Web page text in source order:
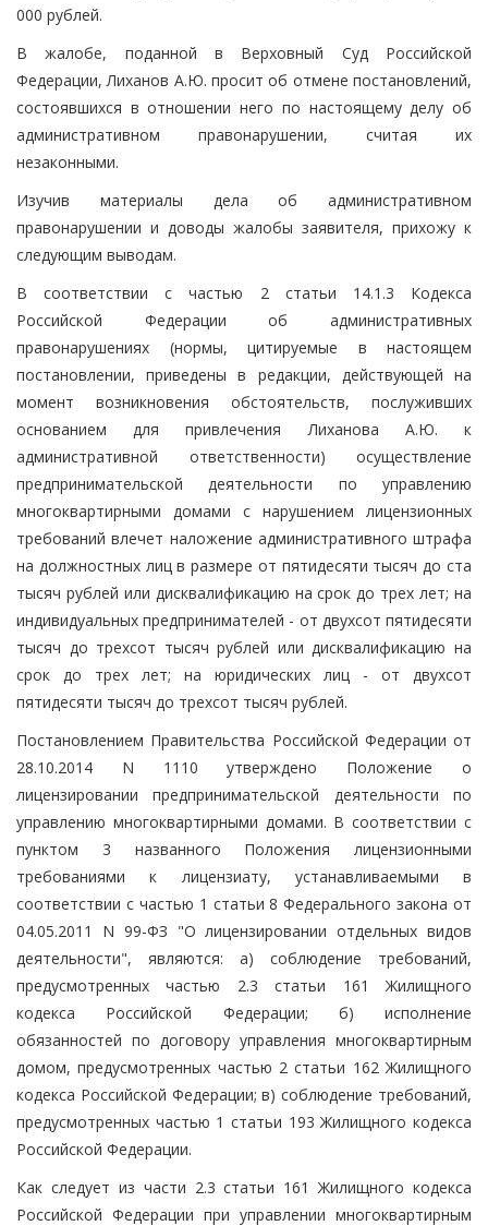
000 рублей.
В жалобе, поданной в Верховный Суд Российской
Федерации, Лиханов А.Ю. просит об отмене постановлений,
состоявшихся в отношении него по настоящему делу об
административном правонарушении, считая их
незаконными.
Изучив материалы дела об административном
правонарушении и доводы жалобы заявителя, прихожу к
следующим выводам.
В соответствии с частью 2 статьи 14.1.3 Кодекса
Российской Федерации об административных
правонарушениях (нормы, цитируемые в настоящем
постановлении, приведены в редакции, действующей на
момент возникновения обстоятельств, послуживших
основанием для привлечения Лиханова А.Ю. к
административной ответственности) осуществление
предпринимательской деятельности по управлению
многоквартирными домами с нарушением лицензионных
требований влечет наложение административного штрафа
на должностных лиц в размере от пятидесяти тысяч до ста
тысяч рублей или дисквалификацию на срок до трех лет; на
индивидуальных предпринимателей - от двухсот пятидесяти
тысяч до трехсот тысяч рублей или дисквалификацию на
срок до трех лет; на юридических лиц - от двухсот
пятидесяти тысяч до трехсот тысяч рублей.
Постановлением Правительства Российской Федерации от
28.10.2014 N 1110 утверждено Положение о
лицензировании предпринимательской деятельности по
управлению многоквартирными домами. В соответствии с
пунктом 3 названного Положения лицензионными
требованиями к лицензиату, устанавливаемыми в
соответствии с частью 1 статьи 8 Федерального закона от
04.05.2011 N 99-ФЗ "О лицензировании отдельных видов
деятельности", являются: а) соблюдение требований,
предусмотренных частью 2.3 статьи 161 Жилищного
кодекса Российской Федерации; б) исполнение
обязанностей по договору управления многоквартирным
домом, предусмотренных частью 2 статьи 162 Жилищного
кодекса Российской Федерации; в) соблюдение требований,
предусмотренных частью 1 статьи 193 Жилищного кодекса
Российской Федерации.
Как следует из части 2.3 статьи 161 Жилищного кодекса
Российской Федерации при управлении многоквартирным